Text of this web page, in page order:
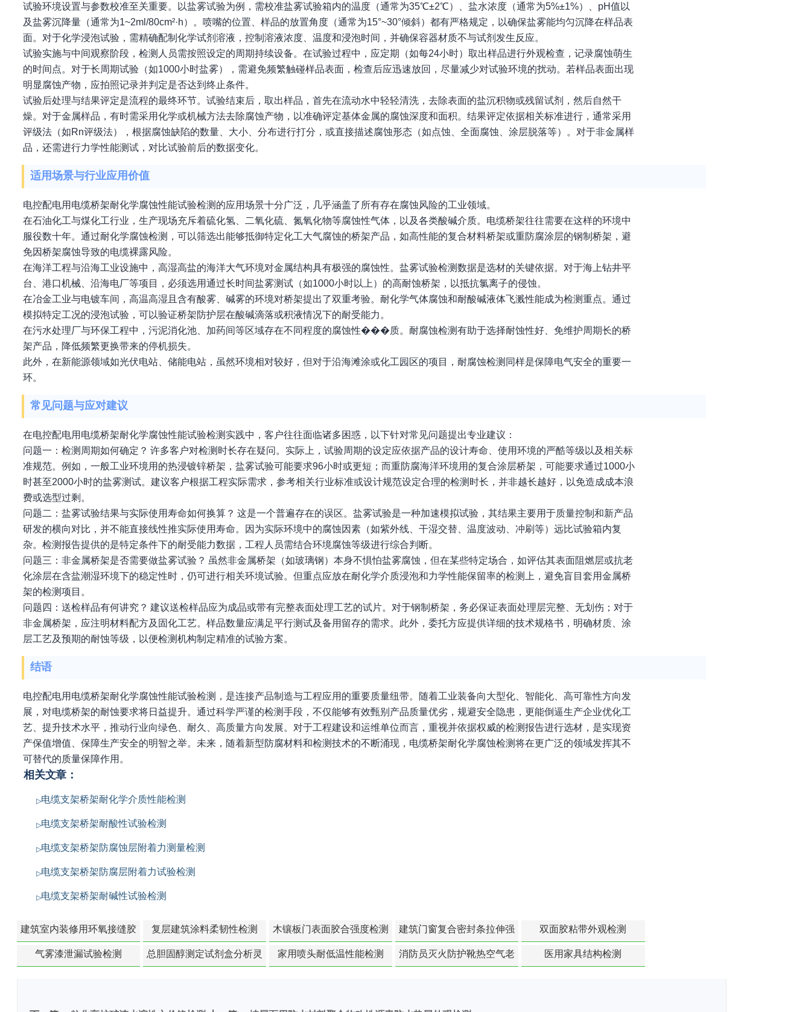
试验环境设置与参数校准至关重要。以盐雾试验为例，需校准盐雾试验箱内的温度（通常为35℃±2℃）、盐水浓度（通常为5%±1%）、pH值以
及盐雾沉降量（通常为1~2ml/80cm²·h）。喷嘴的位置、样品的放置角度（通常为15°~30°倾斜）都有严格规定，以确保盐雾能均匀沉降在样品表
面。对于化学浸泡试验，需精确配制化学试剂溶液，控制溶液浓度、温度和浸泡时间，并确保容器材质不与试剂发生反应。
试验实施与中间观察阶段，检测人员需按照设定的周期持续设备。在试验过程中，应定期（如每24小时）取出样品进行外观检查，记录腐蚀萌生
的时间点。对于长周期试验（如1000小时盐雾），需避免频繁触碰样品表面，检查后应迅速放回，尽量减少对试验环境的扰动。若样品表面出现
明显腐蚀产物，应拍照记录并判定是否达到终止条件。
试验后处理与结果评定是流程的最终环节。试验结束后，取出样品，首先在流动水中轻轻清洗，去除表面的盐沉积物或残留试剂，然后自然干
燥。对于金属样品，有时需采用化学或机械方法去除腐蚀产物，以准确评定基体金属的腐蚀深度和面积。结果评定依据相关标准进行，通常采用
评级法（如Rn评级法），根据腐蚀缺陷的数量、大小、分布进行打分，或直接描述腐蚀形态（如点蚀、全面腐蚀、涂层脱落等）。对于非金属样
品，还需进行力学性能测试，对比试验前后的数据变化。
适用场景与行业应用价值
电控配电用电缆桥架耐化学腐蚀性能试验检测的应用场景十分广泛，几乎涵盖了所有存在腐蚀风险的工业领域。
在石油化工与煤化工行业，生产现场充斥着硫化氢、二氧化硫、氮氧化物等腐蚀性气体，以及各类酸碱介质。电缆桥架往往需要在这样的环境中
服役数十年。通过耐化学腐蚀检测，可以筛选出能够抵御特定化工大气腐蚀的桥架产品，如高性能的复合材料桥架或重防腐涂层的钢制桥架，避
免因桥架腐蚀导致的电缆裸露风险。
在海洋工程与沿海工业设施中，高湿高盐的海洋大气环境对金属结构具有极强的腐蚀性。盐雾试验检测数据是选材的关键依据。对于海上钻井平
台、港口机械、沿海电厂等项目，必须选用通过长时间盐雾测试（如1000小时以上）的高耐蚀桥架，以抵抗氯离子的侵蚀。
在冶金工业与电镀车间，高温高湿且含有酸雾、碱雾的环境对桥架提出了双重考验。耐化学气体腐蚀和耐酸碱液体飞溅性能成为检测重点。通过
模拟特定工况的浸泡试验，可以验证桥架防护层在酸碱滴落或积液情况下的耐受能力。
在污水处理厂与环保工程中，污泥消化池、加药间等区域存在不同程度的腐蚀性���质。耐腐蚀检测有助于选择耐蚀性好、免维护周期长的桥
架产品，降低频繁更换带来的停机损失。
此外，在新能源领域如光伏电站、储能电站，虽然环境相对较好，但对于沿海滩涂或化工园区的项目，耐腐蚀检测同样是保障电气安全的重要一
环。
常见问题与应对建议
在电控配电用电缆桥架耐化学腐蚀性能试验检测实践中，客户往往面临诸多困惑，以下针对常见问题提出专业建议：
问题一：检测周期如何确定？ 许多客户对检测时长存在疑问。实际上，试验周期的设定应依据产品的设计寿命、使用环境的严酷等级以及相关标
准规范。例如，一般工业环境用的热浸镀锌桥架，盐雾试验可能要求96小时或更短；而重防腐海洋环境用的复合涂层桥架，可能要求通过1000小
时甚至2000小时的盐雾测试。建议客户根据工程实际需求，参考相关行业标准或设计规范设定合理的检测时长，并非越长越好，以免造成成本浪
费或选型过剩。
问题二：盐雾试验结果与实际使用寿命如何换算？ 这是一个普遍存在的误区。盐雾试验是一种加速模拟试验，其结果主要用于质量控制和新产品
研发的横向对比，并不能直接线性推实际使用寿命。因为实际环境中的腐蚀因素（如紫外线、干湿交替、温度波动、冲刷等）远比试验箱内复
杂。检测报告提供的是特定条件下的耐受能力数据，工程人员需结合环境腐蚀等级进行综合判断。
问题三：非金属桥架是否需要做盐雾试验？ 虽然非金属桥架（如玻璃钢）本身不惧怕盐雾腐蚀，但在某些特定场合，如评估其表面阻燃层或抗老
化涂层在含盐潮湿环境下的稳定性时，仍可进行相关环境试验。但重点应放在耐化学介质浸泡和力学性能保留率的检测上，避免盲目套用金属桥
架的检测项目。
问题四：送检样品有何讲究？ 建议送检样品应为成品或带有完整表面处理工艺的试片。对于钢制桥架，务必保证表面处理层完整、无划伤；对于
非金属桥架，应注明材料配方及固化工艺。样品数量应满足平行测试及备用留存的需求。此外，委托方应提供详细的技术规格书，明确材质、涂
层工艺及预期的耐蚀等级，以便检测机构制定精准的试验方案。
结语
电控配电用电缆桥架耐化学腐蚀性能试验检测，是连接产品制造与工程应用的重要质量纽带。随着工业装备向大型化、智能化、高可靠性方向发
展，对电缆桥架的耐蚀要求将日益提升。通过科学严谨的检测手段，不仅能够有效甄别产品质量优劣，规避安全隐患，更能倒逼生产企业优化工
艺、提升技术水平，推动行业向绿色、耐久、高质量方向发展。对于工程建设和运维单位而言，重视并依据权威的检测报告进行选材，是实现资
产保值增值、保障生产安全的明智之举。未来，随着新型防腐材料和检测技术的不断涌现，电缆桥架耐化学腐蚀检测将在更广泛的领域发挥其不
可替代的质量保障作用。
相关文章：
电缆支架桥架耐化学介质性能检测
电缆支架桥架耐酸性试验检测
电缆支架桥架防腐蚀层附着力测量检测
电缆支架桥架防腐层附着力试验检测
电缆支架桥架耐碱性试验检测
建筑室内装修用环氧接缝胶
苯含量检测
复层建筑涂料柔韧性检测 木镶板门表面胶合强度检测
建筑门窗复合密封条拉伸强
度-硬质塑料材料检测
双面胶粘带外观检测
气雾漆泄漏试验检测
总胆固醇测定试剂盒分析灵
家用喷头耐低温性能检测
消防员灭火防护靴热空气老
医用家具结构检测